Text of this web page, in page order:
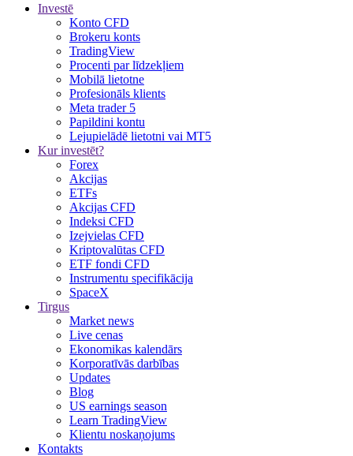
Investē
Konto CFD
Brokeru konts
TradingView
Procenti par līdzekļiem
Mobilā lietotne
Profesionāls klients
Meta trader 5
Papildini kontu
Lejupielādē lietotni vai MT5
Kur investēt?
Forex
Akcijas
ETFs
Akcijas CFD
Indeksi CFD
Izejvielas CFD
Kriptovalūtas CFD
ETF fondi CFD
Instrumentu specifikācija
SpaceX
Tirgus
Market news
Live cenas
Ekonomikas kalendārs
Korporatīvās darbības
Updates
Blog
US earnings season
Learn TradingView
Klientu noskaņojums
Kontakts